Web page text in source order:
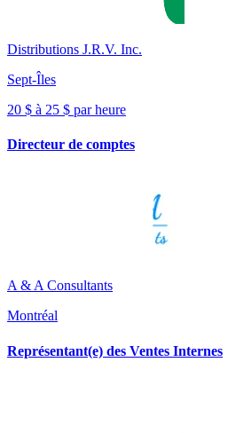
Distributions J.R.V. Inc.
Sept-Îles
20 $ à 25 $ par heure
Directeur de comptes
A & A Consultants
Montréal
Représentant(e) des Ventes Internes